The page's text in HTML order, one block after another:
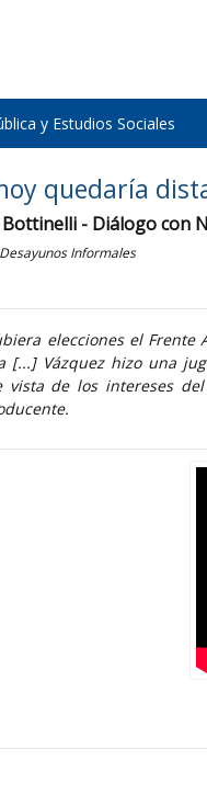
y Estudios Sociales
quedaría
Bottinelli - Diálogo con
Informales
elecciones el
[...] Vázquez hizo una
vista de los intereses